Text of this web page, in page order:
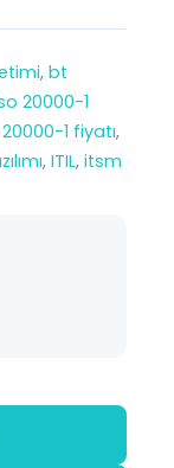
, bt
20000-1
1 fiyatı
, ITIL, itsm